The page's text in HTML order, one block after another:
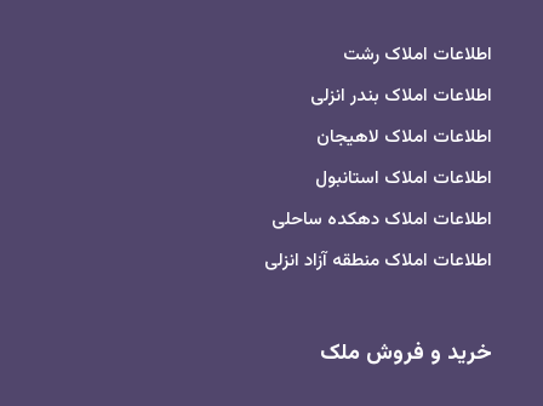
اطلاعات املاک رشت
اطلاعات املاک بندر انزلی
اطلاعات املاک لاهیجان
اطلاعات املاک استانبول
اطلاعات املاک دهکده ساحلی
اطلاعات املاک منطقه آزاد انزلی
خرید و فروش ملک